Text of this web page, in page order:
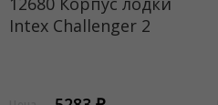
Intex Challenger 2